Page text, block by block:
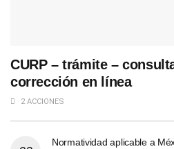
CURP – trámite –
corrección en línea
2 ACCIONES
Normatividad aplicable a